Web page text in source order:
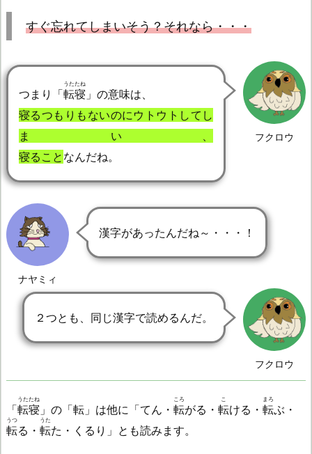
すぐ忘れてしまいそう？それなら・・・
フクロウ
つまり「転寝
うたたね
」の意味は、
寝るつもりもないのにウトウトしてし
まい、
寝ること なんだね。
ナヤミィ
漢字があったんだね～・・・！
フクロウ
２つとも、同じ漢字で読めるんだ。
「転寝
うたたね
」の「転 」は他に「てん・ 転
ころ
がる・ 転
こ
ける・ 転
まろ
ぶ・
転
うつ
る・ 転
うた
た・くるり」とも読みます。